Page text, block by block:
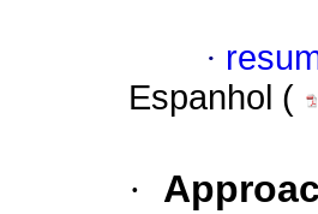
·
Espanhol (
·